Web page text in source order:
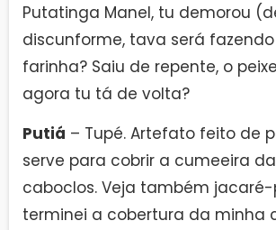
Putatinga Manel, tu demorou
discunforme, tava será
farinha? Saiu de repente, o
agora tu tá de volta?
Putiá – Tupé. Artefato feito de
serve para cobrir a cumeeira
caboclos. Veja também jacaré-
terminei a cobertura da minha